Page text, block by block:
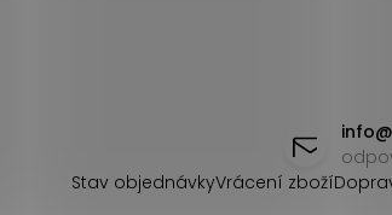
info@
Stav objednávkyVrácení zboží